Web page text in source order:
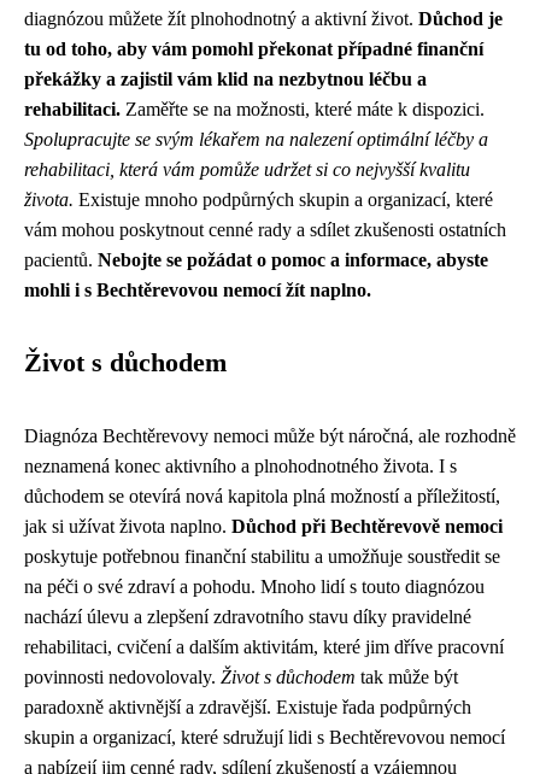
diagnózou můžete žít plnohodnotný a aktivní život. Důchod je
tu od toho, aby vám pomohl překonat případné finanční
překážky a zajistil vám klid na nezbytnou léčbu a
rehabilitaci. Zaměřte se na možnosti, které máte k dispozici.
Spolupracujte se svým lékařem na nalezení optimální léčby a
rehabilitaci, která vám pomůže udržet si co nejvyšší kvalitu
života. Existuje mnoho podpůrných skupin a organizací, které
vám mohou poskytnout cenné rady a sdílet zkušenosti ostatních
pacientů. Nebojte se požádat o pomoc a informace, abyste
mohli i s Bechtěrevovou nemocí žít naplno.
Život s důchodem
Diagnóza Bechtěrevovy nemoci může být náročná, ale rozhodně
neznamená konec aktivního a plnohodnotného života. I s
důchodem se otevírá nová kapitola plná možností a příležitostí,
jak si užívat života naplno. Důchod při Bechtěrevově nemoci
poskytuje potřebnou finanční stabilitu a umožňuje soustředit se
na péči o své zdraví a pohodu. Mnoho lidí s touto diagnózou
nachází úlevu a zlepšení zdravotního stavu díky pravidelné
rehabilitaci, cvičení a dalším aktivitám, které jim dříve pracovní
povinnosti nedovolovaly. Život s důchodem tak může být
paradoxně aktivnější a zdravější. Existuje řada podpůrných
skupin a organizací, které sdružují lidi s Bechtěrevovou nemocí
a nabízejí jim cenné rady, sdílení zkušeností a vzájemnou